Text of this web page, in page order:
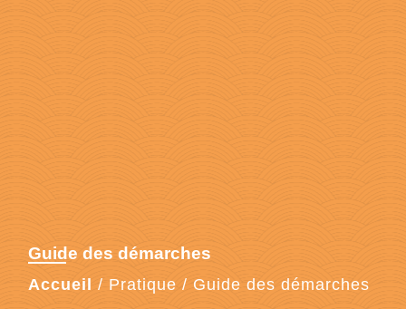
Guide des démarches
Accueil / Pratique / Guide des démarches